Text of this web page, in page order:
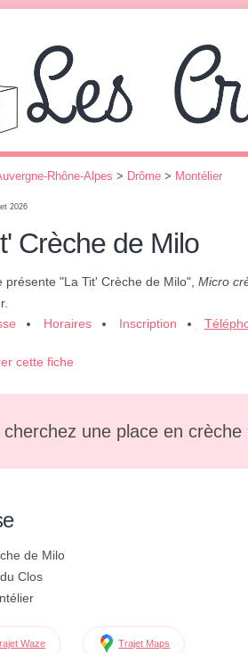
Rhône-Alpes > Drôme > Montélier
2026
Crèche de Milo
présente "La Tit' Crèche de Milo", Micro
Horaires Inscription
cette fiche
cherchez une place en crèche
de Milo
Clos
Waze Trajet Maps